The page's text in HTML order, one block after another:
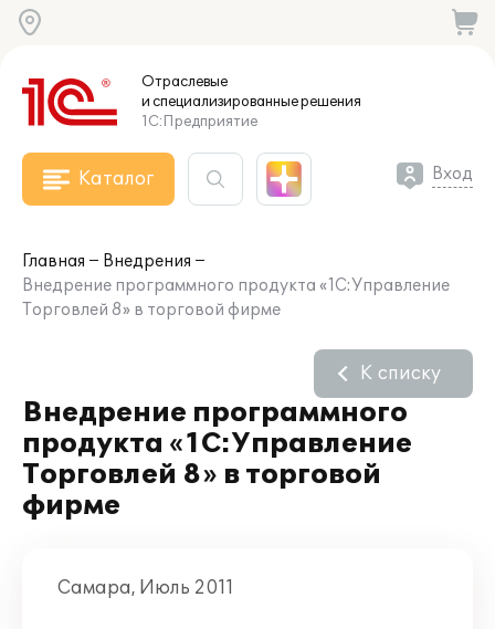
Отраслевые
и специализированныерешения
1С:Предприятие
Каталог Вход
Главная
Внедрения
Внедрение программного продукта «1С:Управление
Торговлей 8» в торговой фирме
Внедрение программного
продукта «1С:Управление
Торговлей 8» в торговой
фирме
К списку
Самара, Июль 2011